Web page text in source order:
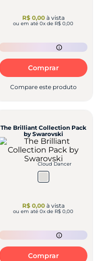
R$ 0,00à vista
ou em até 0x de R$ 0,00
Comprar
Compare este produto
The Brilliant Collection Pack
by Swarovski
Cloud Dancer
R$ 0,00à vista
ou em até 0x de R$ 0,00
Comprar